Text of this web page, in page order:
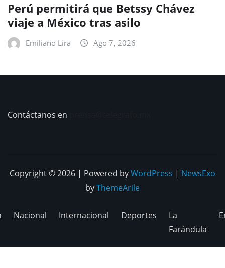
Perú permitirá que Betssy Chávez
viaje a México tras asilo
Emiliano Lira Ago 7, 2026
Contáctanos en
Copyright © 2026 | Powered byWordPress | NewsExo
byThemeArile
Nacional Internacional Deportes
La
Farándula